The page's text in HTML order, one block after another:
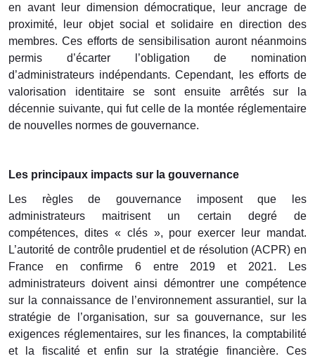
en avant leur dimension démocratique, leur ancrage de
proximité, leur objet social et solidaire en direction des
membres. Ces efforts de sensibilisation auront néanmoins
permis d’écarter l’obligation de nomination
d’administrateurs indépendants. Cependant, les efforts de
valorisation identitaire se sont ensuite arrêtés sur la
décennie suivante, qui fut celle de la montée réglementaire
de nouvelles normes de gouvernance.
Les principaux impacts sur la gouvernance
Les règles de gouvernance imposent que les
administrateurs maitrisent un certain degré de
compétences, dites « clés », pour exercer leur mandat.
L’autorité de contrôle prudentiel et de résolution (ACPR) en
France en confirme 6 entre 2019 et 2021. Les
administrateurs doivent ainsi démontrer une compétence
sur la connaissance de l’environnement assurantiel, sur la
stratégie de l’organisation, sur sa gouvernance, sur les
exigences réglementaires, sur les finances, la comptabilité
et la fiscalité et enfin sur la stratégie financière. Ces